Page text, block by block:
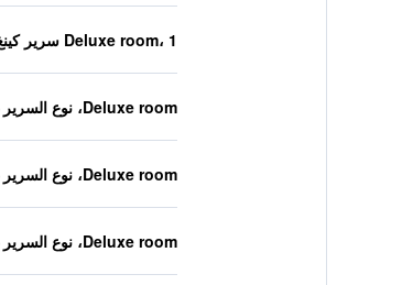
Deluxe room، 1 سرير كينغ
Deluxe room، نوع السرير غير معروف
Deluxe room، نوع السرير غير معروف
Deluxe room، نوع السرير غير معروف